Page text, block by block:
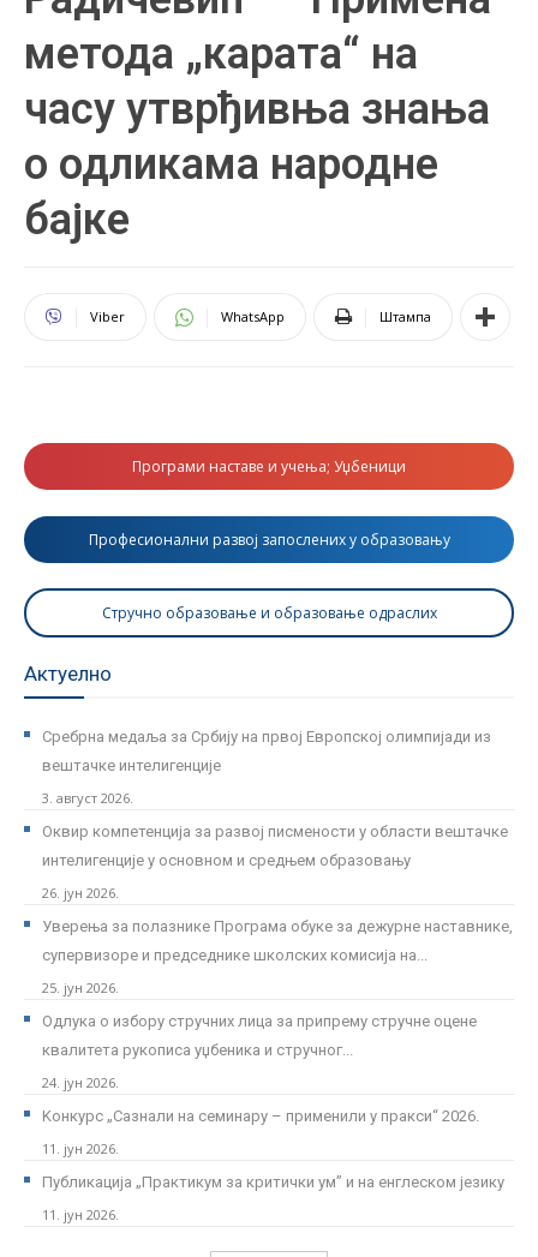
метода „карата“ на
часу утврђивња знања
о одликама народне
бајке
Viber WhatsApp Штампа
Програми наставе и учења; Уџбеници
Професионални развој запослених у образовању
Стручно образовање и образовање одраслих
Актуелно
Сребрна медаља за Србију на првој Европској олимпијади из
вештачке интелигенције
3. август 2026.
Оквир компетенција за развој писмености у области вештачке
интелигенције у основном и средњем образовању
26. јун 2026.
Уверења за полазнике Програмa обуке за дежурне наставнике,
супервизоре и председнике школских комисија на...
25. јун 2026.
Одлука о избору стручних лица за припрему стручне оцене
квалитета рукописа уџбеника и стручног...
24. јун 2026.
Kонкурс „Сазнали на семинару – применили у пракси“ 2026.
11. јун 2026.
Публикација „Практикум за критички ум” и на енглеском језику
11. јун 2026.